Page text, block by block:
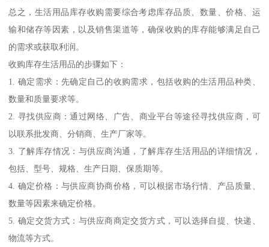
总之，生活用品库存收购需要综合考虑库存品质、数量、价格、运
输和储存等因素，以及销售渠道等，确保收购的库存能够满足自己
的需求或获取利润。
收购库存生活用品的步骤如下：
1. 确定需求：先确定自己的收购需求，包括收购的生活用品种类、
数量和质量要求等。
2. 寻找供应商：通过网络、广告、商业平台等途径寻找供应商，可
以联系批发商、分销商、生产厂家等。
3. 了解库存情况：与供应商沟通，了解库存生活用品的详细情况，
包括、型号、规格、生产日期、保质期等。
4. 确定价格：与供应商协商价格，可以根据市场行情、产品质量、
数量等因素来确定价格。
5. 确定交货方式：与供应商商定交货方式，可以选择自提、快递、
物流等方式。